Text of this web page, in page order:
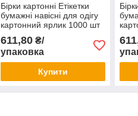
Бірки картонні Етікетки
бумажні навісні для одігу
картонний ярлик 1000 шт
611,80₴/
упаковка
Купити